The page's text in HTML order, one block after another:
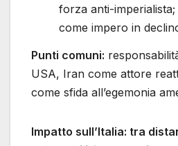
forza anti-
come impero in
Punti comuni:
USA, Iran come attore
come sfida all’egemonia
Impatto sull’Italia: tra